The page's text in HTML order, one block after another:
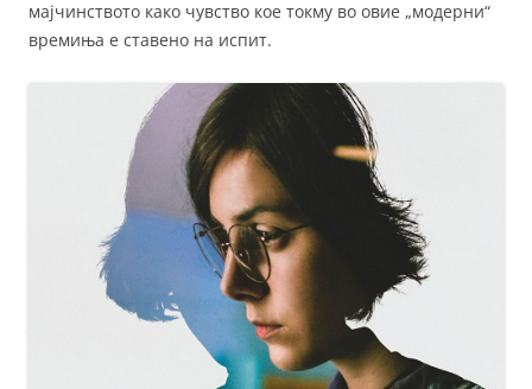
мајчинството како чувство кое токму во овие „модерни“
времиња е ставено на испит.